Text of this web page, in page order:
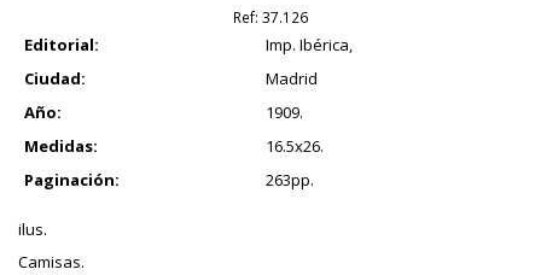
Ref: 37.126
Editorial:
Imp. Ibérica,
Ciudad:
Madrid
Año:
1909.
Medidas:
16.5x26.
Paginación:
263pp.
ilus.
Camisas.